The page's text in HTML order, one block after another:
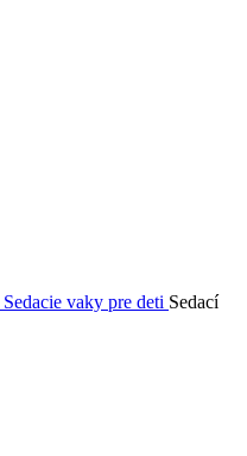
Sedacie vaky pre deti Sedací